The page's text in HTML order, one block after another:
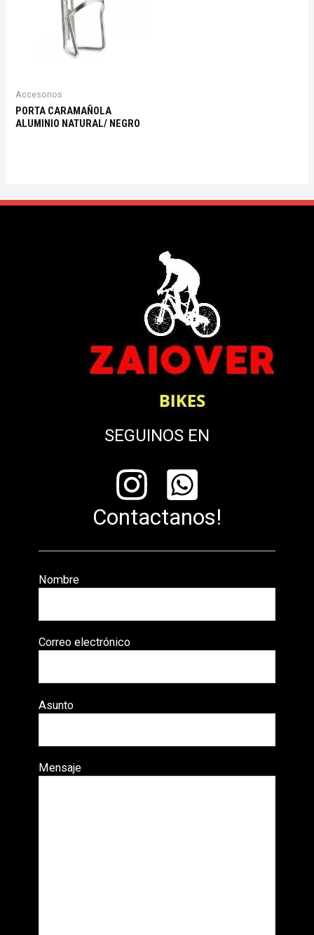
Accesorios
PORTA CARAMAÑOLA
ALUMINIO NATURAL/ NEGRO
SEGUINOS EN
Contactanos!
Nombre
Correo electrónico
Asunto
Mensaje